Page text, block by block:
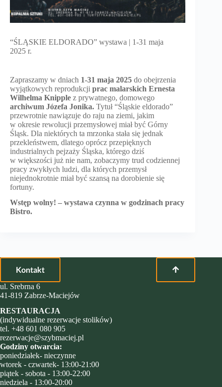
“ŚLĄSKIE ELDORADO” wystawa | 1-31 maja
2025 r.
Zapraszamy w dniach 1-31 maja 2025 do obejrzenia
wyjątkowych reprodukcji prac malarskich Ernesta
Wilhelma Knipple z prywatnego, domowego
archiwum Józefa Jonika. Tytuł “Śląskie eldorado”
przewrotnie nawiązuje do raju na ziemi, jakim
w okresie rewolucji przemysłowej miał być Górny
Śląsk. Dla niektórych ta mrzonka stała się jednak
przekleństwem, dlatego oprócz przepięknych
industrialnych pejzaży Śląska, którego dziś
w większości już nie nam, zobaczymy trud codziennej
pracy zwykłych ludzi, dla których przemysł
niejednokrotnie miał być szansą na dorobienie się
fortuny.
Wstęp wolny! – wystawa czynna w godzinach pracy
Bistro.
Kontakt
ul. Srebrna 6
41-819 Zabrze-Maciejów
RESTAURACJA
(indywidualne rezerwacje stolików)
tel. +48 601 080 905
rezerwacje@szybmaciej.pl
Godziny otwarcia:
poniedziałek- nieczynne
wtorek - czwartek- 13:00-21:00
piątek - sobota - 13:00-22:00
niedziela - 13:00-20:00